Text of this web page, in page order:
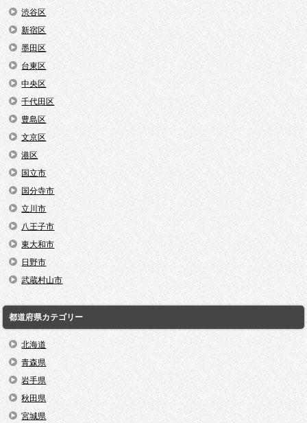
渋谷区
新宿区
墨田区
台東区
中央区
千代田区
豊島区
文京区
港区
国立市
国分寺市
立川市
八王子市
東大和市
日野市
武蔵村山市
都道府県カテゴリー
北海道
青森県
岩手県
秋田県
宮城県